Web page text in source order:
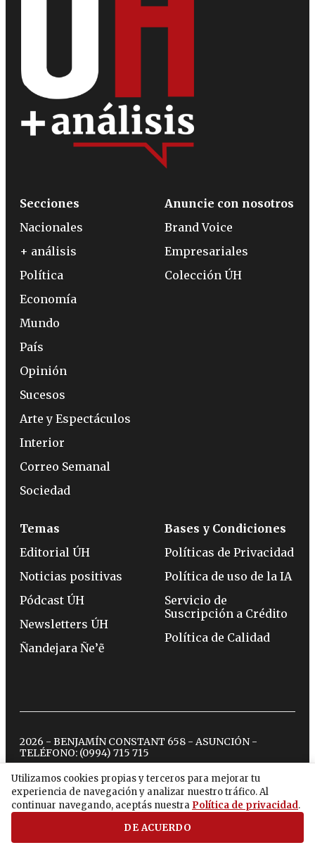
Utilizamos cookies propias y terceros para mejorar tu
experiencia de navegación y analizar nuestro tráfico. Al
continuar navegando, aceptás nuestra Política de privacidad.
DE ACUERDO
Secciones
Nacionales
+ análisis
Política
Economía
Mundo
País
Opinión
Sucesos
Arte y Espectáculos
Interior
Correo Semanal
Sociedad
Anuncie con nosotros
Brand Voice
Empresariales
Colección ÚH
Temas
Editorial ÚH
Noticias positivas
Pódcast ÚH
Newsletters ÚH
Ñandejara Ñe’ẽ
Bases y Condiciones
Políticas de Privacidad
Política de uso de la IA
Servicio de
Suscripción a Crédito
Política de Calidad
2026 - BENJAMÍN CONSTANT 658 - ASUNCIÓN -
TELÉFONO: (0994) 715 715
twitterinstagram
facebook
tiktokyoutubespotify